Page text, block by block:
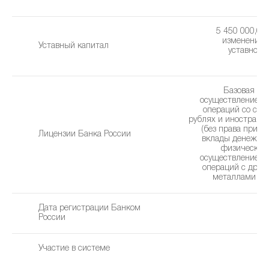
Уставный капитал
5 450 000,00
изменения
уставного
Лицензии Банка России
Базовая
осуществление
операций со
рублях и
(без права
вклады
осуществление
операций с
металлами
Дата регистрации Банком
России
Участие в системе